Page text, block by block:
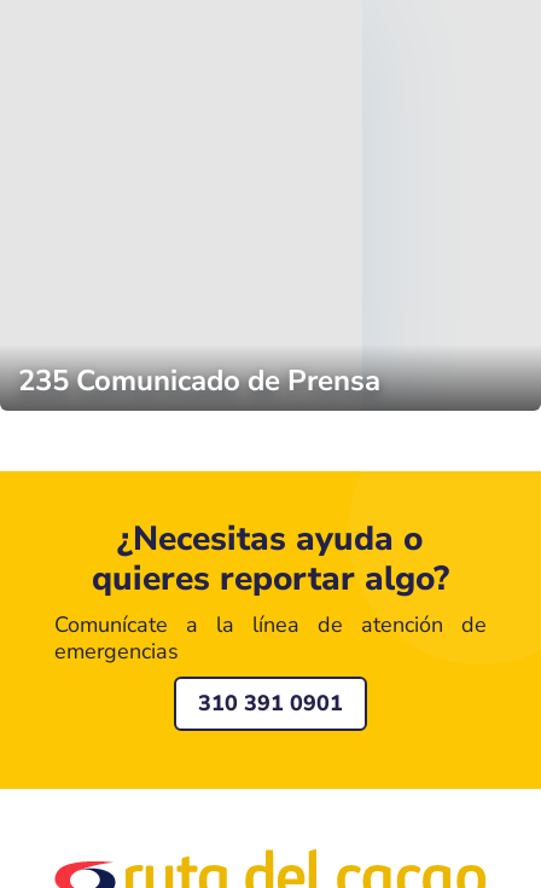
235 Comunicado de Prensa
¿Necesitas ayuda o
quieres reportar algo?
Comunícate a la línea de atención de
emergencias
310 391 0901